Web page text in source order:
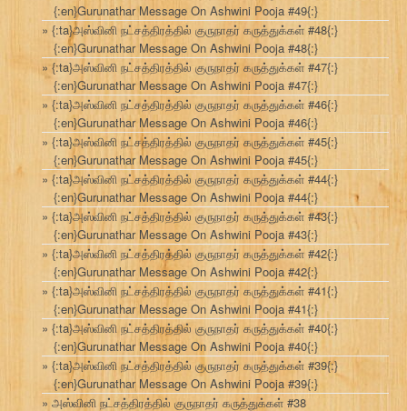
{:en}Gurunathar Message On Ashwini Pooja #49{:}
{:ta}அஸ்வினி நட்சத்திரத்தில் குருநாதர் கருத்துக்கள் #48{:}
{:en}Gurunathar Message On Ashwini Pooja #48{:}
{:ta}அஸ்வினி நட்சத்திரத்தில் குருநாதர் கருத்துக்கள் #47{:}
{:en}Gurunathar Message On Ashwini Pooja #47{:}
{:ta}அஸ்வினி நட்சத்திரத்தில் குருநாதர் கருத்துக்கள் #46{:}
{:en}Gurunathar Message On Ashwini Pooja #46{:}
{:ta}அஸ்வினி நட்சத்திரத்தில் குருநாதர் கருத்துக்கள் #45{:}
{:en}Gurunathar Message On Ashwini Pooja #45{:}
{:ta}அஸ்வினி நட்சத்திரத்தில் குருநாதர் கருத்துக்கள் #44{:}
{:en}Gurunathar Message On Ashwini Pooja #44{:}
{:ta}அஸ்வினி நட்சத்திரத்தில் குருநாதர் கருத்துக்கள் #43{:}
{:en}Gurunathar Message On Ashwini Pooja #43{:}
{:ta}அஸ்வினி நட்சத்திரத்தில் குருநாதர் கருத்துக்கள் #42{:}
{:en}Gurunathar Message On Ashwini Pooja #42{:}
{:ta}அஸ்வினி நட்சத்திரத்தில் குருநாதர் கருத்துக்கள் #41{:}
{:en}Gurunathar Message On Ashwini Pooja #41{:}
{:ta}அஸ்வினி நட்சத்திரத்தில் குருநாதர் கருத்துக்கள் #40{:}
{:en}Gurunathar Message On Ashwini Pooja #40{:}
{:ta}அஸ்வினி நட்சத்திரத்தில் குருநாதர் கருத்துக்கள் #39{:}
{:en}Gurunathar Message On Ashwini Pooja #39{:}
அஸ்வினி நட்சத்திரத்தில் குருநாதர் கருத்துக்கள் #38